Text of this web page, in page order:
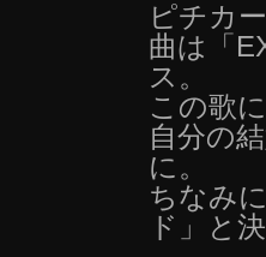
ピチカ
曲は「
ス。
この歌
自分の
に。
ちなみ
ド」と